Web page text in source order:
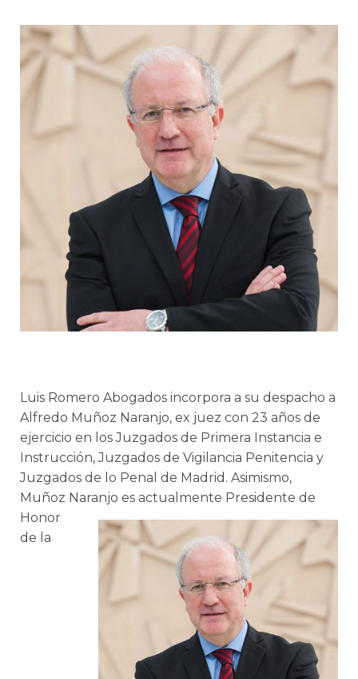
Luis Romero Abogados incorpora a su despacho a
Alfredo Muñoz Naranjo, ex juez con 23 años de
ejercicio en los Juzgados de Primera Instancia e
Instrucción, Juzgados de Vigilancia Penitencia y
Juzgados de lo Penal de Madrid. Asimismo,
Muñoz Naranjo es actualmente Presidente de
Honor
de la